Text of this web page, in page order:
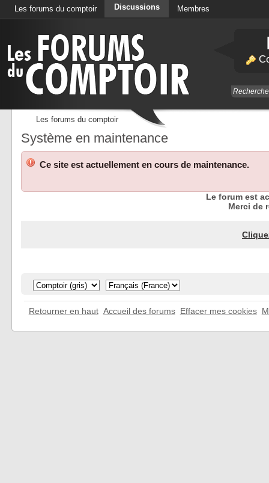
Les forums du comptoir Discussions Membres
Les forums du comptoir
Système en maintenance
Ce site est actuellement en cours de maintenance.
Le forum est
Merci de
Retourner en haut Accueil des forums Effacer mes cookies